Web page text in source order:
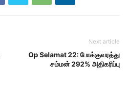
Next article
Op Selamat 22: போக்குவரத்து
சம்மன் 292% அதிகரிப்பு